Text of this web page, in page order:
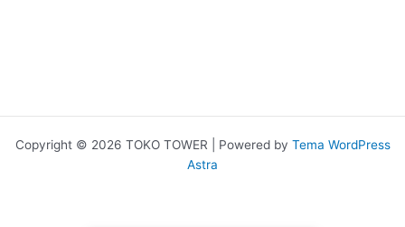
Copyright © 2026 TOKO TOWER | Powered by Tema WordPress
Astra